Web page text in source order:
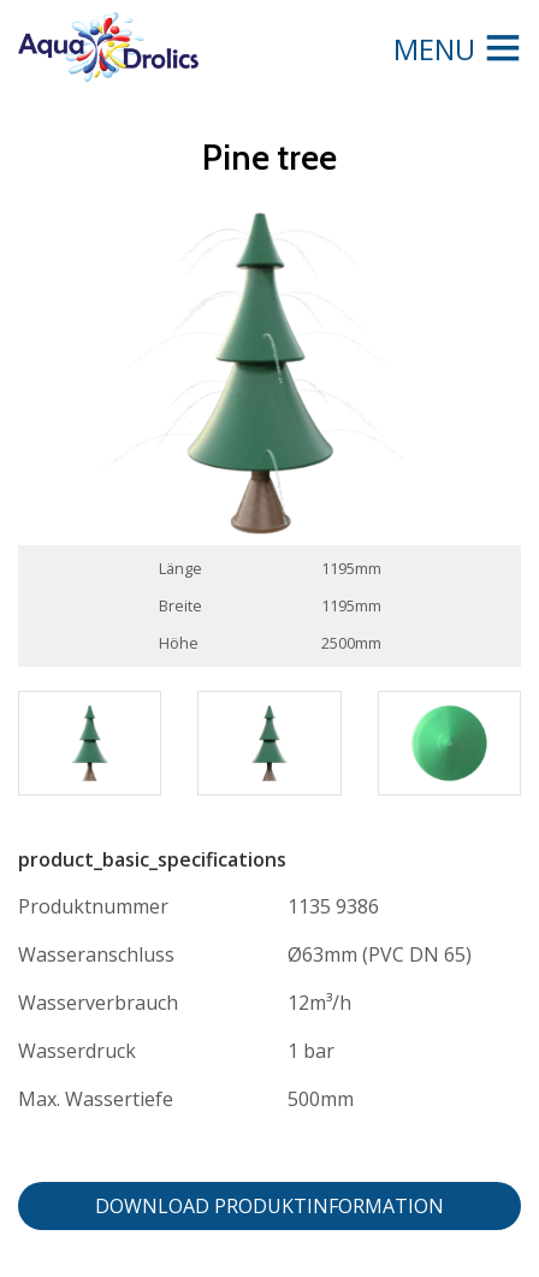
MENU
Pine tree
Länge
1195mm
Breite
1195mm
Höhe
2500mm
product_basic_specifications
Produktnummer
1135 9386
Wasseranschluss
Ø63mm (PVC DN 65)
Wasserverbrauch
12m³/h
Wasserdruck
1 bar
Max. Wassertiefe
500mm
DOWNLOAD PRODUKTINFORMATION